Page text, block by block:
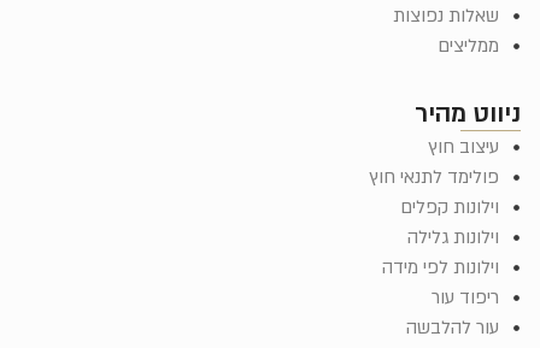
ניווט מהיר
עיצוב חוץ
פולימד לתנאי חוץ
וילונות קפלים
וילונות גלילה
וילונות לפי מידה
ריפוד עור
עור להלבשה
שאלות נפוצות
ממליצים